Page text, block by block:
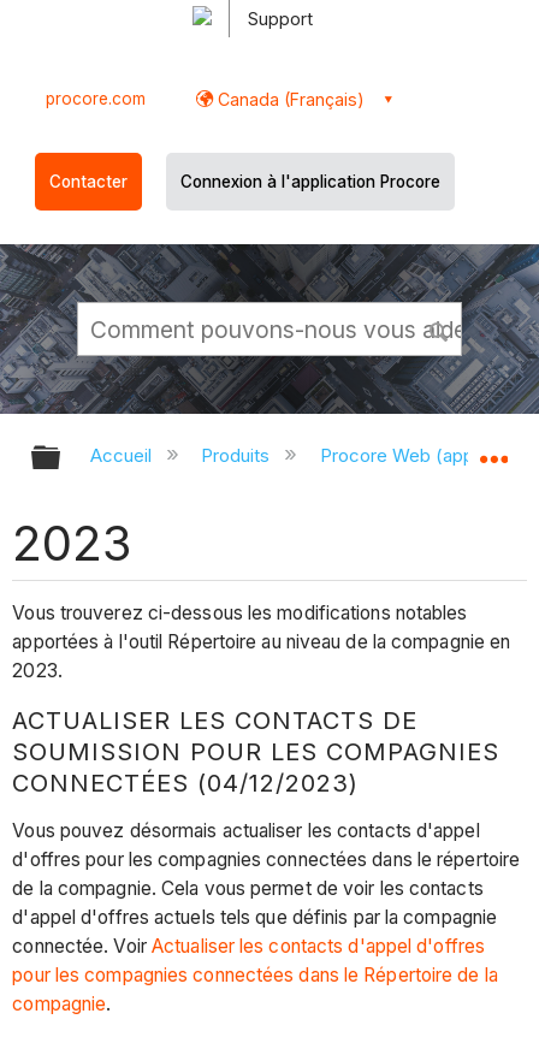
Support
procore.com Canada (Français)
Contacter Connexion à l'application Procore
Développer/réduire la hiérarchie
Accueil Produits Procore Web
2023
Vous trouverez ci-dessous les modifications notables
apportées à l'outil Répertoire au niveau de la compagnie en
2023.
ACTUALISER LES CONTACTS DE
SOUMISSION POUR LES COMPAGNIES
CONNECTÉES (04/12/2023)
Vous pouvez désormais actualiser les contacts d'appel
d'offres pour les compagnies connectées dans le répertoire
de la compagnie. Cela vous permet de voir les contacts
d'appel d'offres actuels tels que définis par la compagnie
connectée. Voir Actualiser les contacts d'appel d'offres
pour les compagnies connectées dans le Répertoire de la
compagnie.